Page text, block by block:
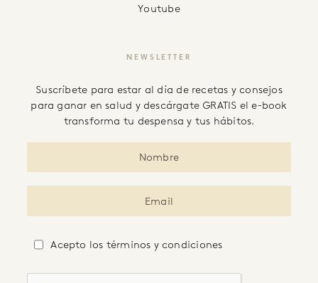
youtube
NEWSLETTER
Suscríbete para estar al día de recetas y consejos
para ganar en salud y descárgate GRATIS el e-book
transforma tu despensa y tus hábitos.
Acepto los términos y condiciones